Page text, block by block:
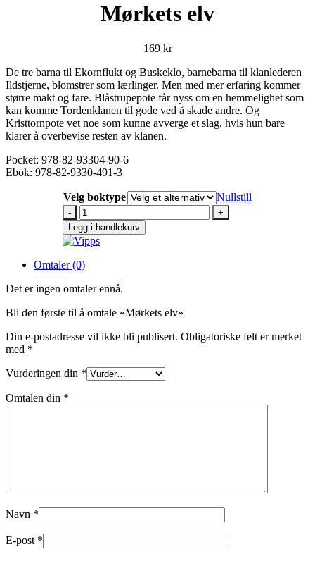
Mørkets elv
169 kr
De tre barna til Ekornflukt og Buskeklo, barnebarna til klanlederen
Ildstjerne, blomstrer som lærlinger. Men med mer erfaring kommer
større makt og fare. Blåstrupepote får nyss om en hemmelighet som
kan komme Tordenklanen til gode ved å skade andre. Og
Kristtornpote vet noe som kunne avverge et slag, hvis hun bare
klarer å overbevise resten av klanen.
Pocket: 978-82-93304-90-6
Ebok: 978-82-9330-491-3
Velg boktype
Nullstill
Mørkets
elv
antall
Legg i handlekurv
Omtaler (0)
Det er ingen omtaler ennå.
Bli den første til å omtale «Mørkets elv»
Din e-postadresse vil ikke bli publisert. Obligatoriske felt er merket
med *
Vurderingen din *
Omtalen din *
Navn *
E-post *